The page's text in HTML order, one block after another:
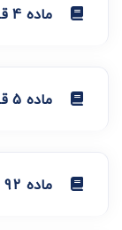
ماده 4 قانون آیین دادرسی کیفری
ماده 5 قانون آیین دادرسی کیفری
ماده 92 قانون آیین دادرسی کیفری